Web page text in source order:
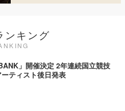
ンキング
」開催決定 2年連続国立競技
ティスト後日発表